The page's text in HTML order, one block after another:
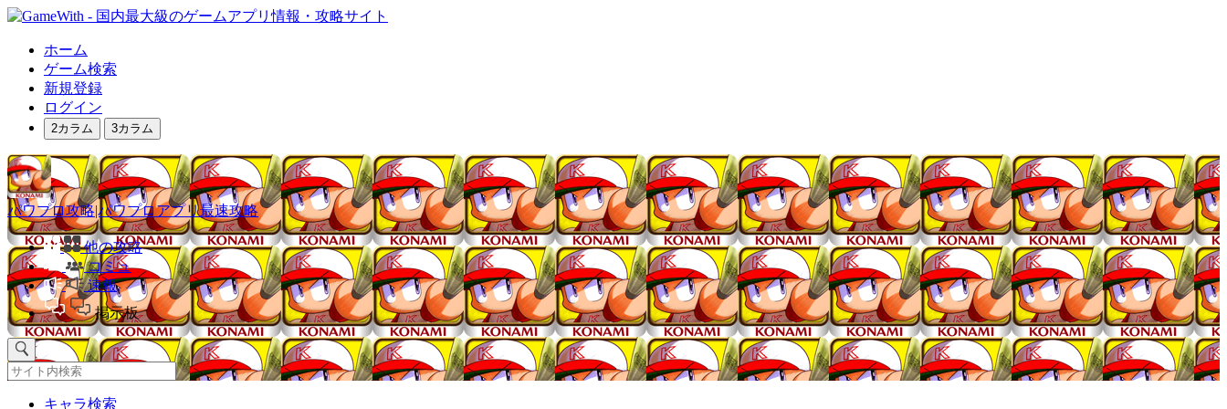
ホーム
ゲーム検索
新規登録
ログイン
2カラム 3カラム
パワプロ攻略|パワプロアプリ最速攻略
他の攻略
コミュ
速報
掲示板
キャラ検索